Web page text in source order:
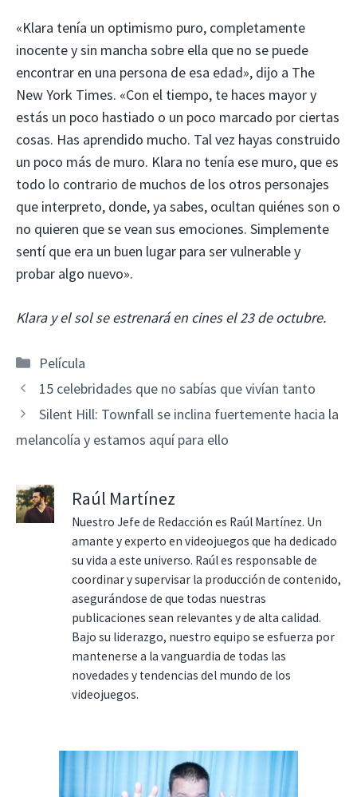
«Klara tenía un optimismo puro, completamente
inocente y sin mancha sobre ella que no se puede
encontrar en una persona de esa edad», dijo a The
New York Times. «Con el tiempo, te haces mayor y
estás un poco hastiado o un poco marcado por ciertas
cosas. Has aprendido mucho. Tal vez hayas construido
un poco más de muro. Klara no tenía ese muro, que es
todo lo contrario de muchos de los otros personajes
que interpreto, donde, ya sabes, ocultan quiénes son o
no quieren que se vean sus emociones. Simplemente
sentí que era un buen lugar para ser vulnerable y
probar algo nuevo».
Klara y el sol se estrenará en cines el 23 de octubre.
Categorías
Película
15 celebridades que no sabías que vivían tanto
Silent Hill: Townfall se inclina fuertemente hacia la
melancolía y estamos aquí para ello
Raúl Martínez
Nuestro Jefe de Redacción es Raúl Martínez. Un
amante y experto en videojuegos que ha dedicado
su vida a este universo. Raúl es responsable de
coordinar y supervisar la producción de contenido,
asegurándose de que todas nuestras
publicaciones sean relevantes y de alta calidad.
Bajo su liderazgo, nuestro equipo se esfuerza por
mantenerse a la vanguardia de todas las
novedades y tendencias del mundo de los
videojuegos.